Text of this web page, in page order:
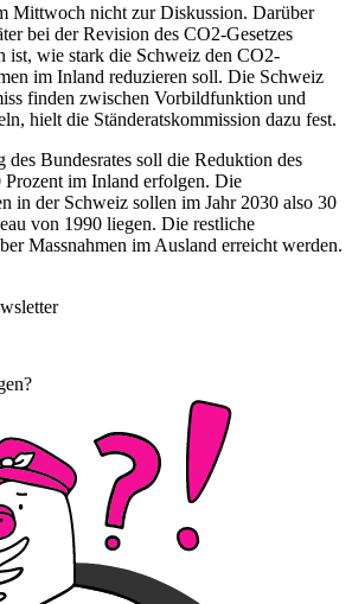
Mittwoch nicht zur Diskussion. Darüber
bei der Revision des CO2-Gesetzes
ist, wie stark die Schweiz den CO2-
im Inland reduzieren soll. Die Schweiz
finden zwischen Vorbildfunktion und
hielt die Ständeratskommission dazu fest.
des Bundesrates soll die Reduktion des
Prozent im Inland erfolgen. Die
in der Schweiz sollen im Jahr 2030 also 30
von 1990 liegen. Die restliche
Massnahmen im Ausland erreicht werden.